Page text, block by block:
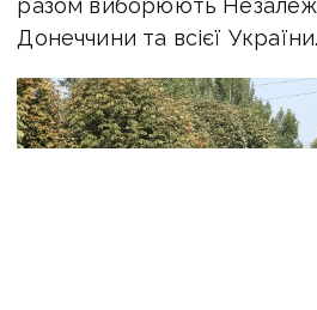
разом виборюють
Донеччини та всієї України.